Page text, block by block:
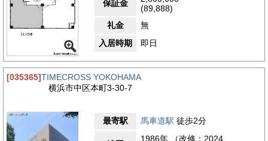
保証金
(89,888)
礼金
無
入居時期
即日
[035365]TIMECROSS YOKOHAMA
横浜市中区本町3-30-7
最寄駅 馬車道駅 徒歩2分
1986年 （改修：2024